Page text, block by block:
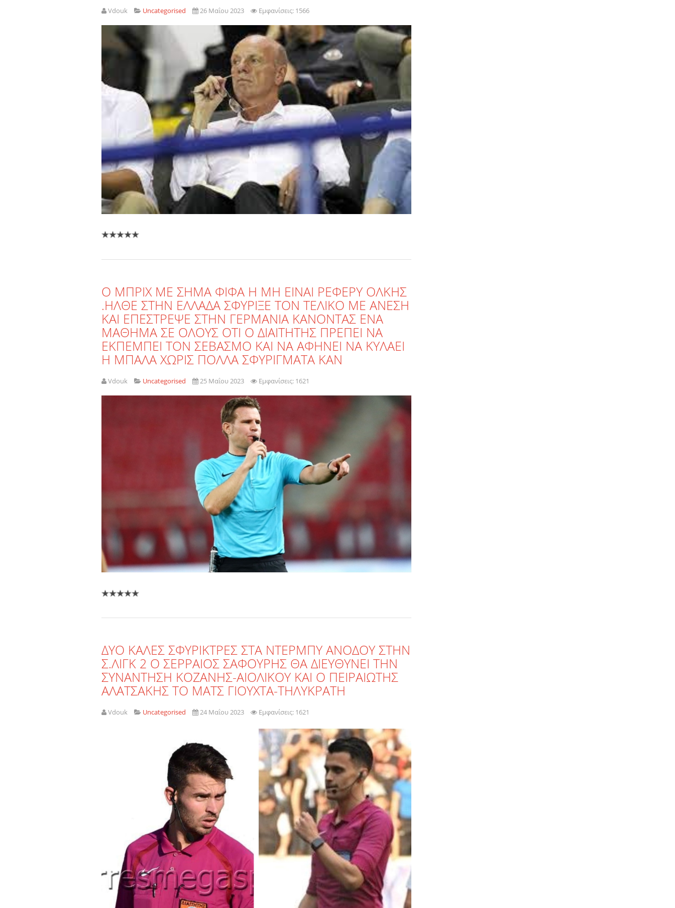
Vdouk Uncategorised 26 Μαΐου 2023 Εμφανίσεις: 1566
Ο ΜΠΡΙΧ ΜΕ ΣΗΜΑ ΦΙΦΑ Η ΜΗ ΕΙΝΑΙ ΡΕΦΕΡΥ ΟΛΚΗΣ
.ΗΛΘΕ ΣΤΗΝ ΕΛΛΑΔΑ ΣΦΥΡΙΞΕ ΤΟΝ ΤΕΛΙΚΟ ΜΕ ΑΝΕΣΗ
ΚΑΙ ΕΠΕΣΤΡΕΨΕ ΣΤΗΝ ΓΕΡΜΑΝΙΑ ΚΑΝΟΝΤΑΣ ΕΝΑ
ΜΑΘΗΜΑ ΣΕ ΟΛΟΥΣ ΟΤΙ Ο ΔΙΑΙΤΗΤΗΣ ΠΡΕΠΕΙ ΝΑ
ΕΚΠΕΜΠΕΙ ΤΟΝ ΣΕΒΑΣΜΟ ΚΑΙ ΝΑ ΑΦΗΝΕΙ ΝΑ ΚΥΛΑΕΙ
Η ΜΠΑΛΑ ΧΩΡΙΣ ΠΟΛΛΑ ΣΦΥΡΙΓΜΑΤΑ ΚΑΝ
Vdouk Uncategorised 25 Μαΐου 2023 Εμφανίσεις: 1621
ΔΥΟ ΚΑΛΕΣ ΣΦΥΡΙΚΤΡΕΣ ΣΤΑ ΝΤΕΡΜΠΥ ΑΝΟΔΟΥ ΣΤΗΝ
Σ.ΛΙΓΚ 2 Ο ΣΕΡΡΑΙΟΣ ΣΑΦΟΥΡΗΣ ΘΑ ΔΙΕΥΘΥΝΕΙ ΤΗΝ
ΣΥΝΑΝΤΗΣΗ ΚΟΖΑΝΗΣ-ΑΙΟΛΙΚΟΥ ΚΑΙ Ο ΠΕΙΡΑΙΩΤΗΣ
ΑΛΑΤΣΑΚΗΣ ΤΟ ΜΑΤΣ ΓΙΟΥΧΤΑ-ΤΗΛΥΚΡΑΤΗ
Vdouk Uncategorised 24 Μαΐου 2023 Εμφανίσεις: 1621